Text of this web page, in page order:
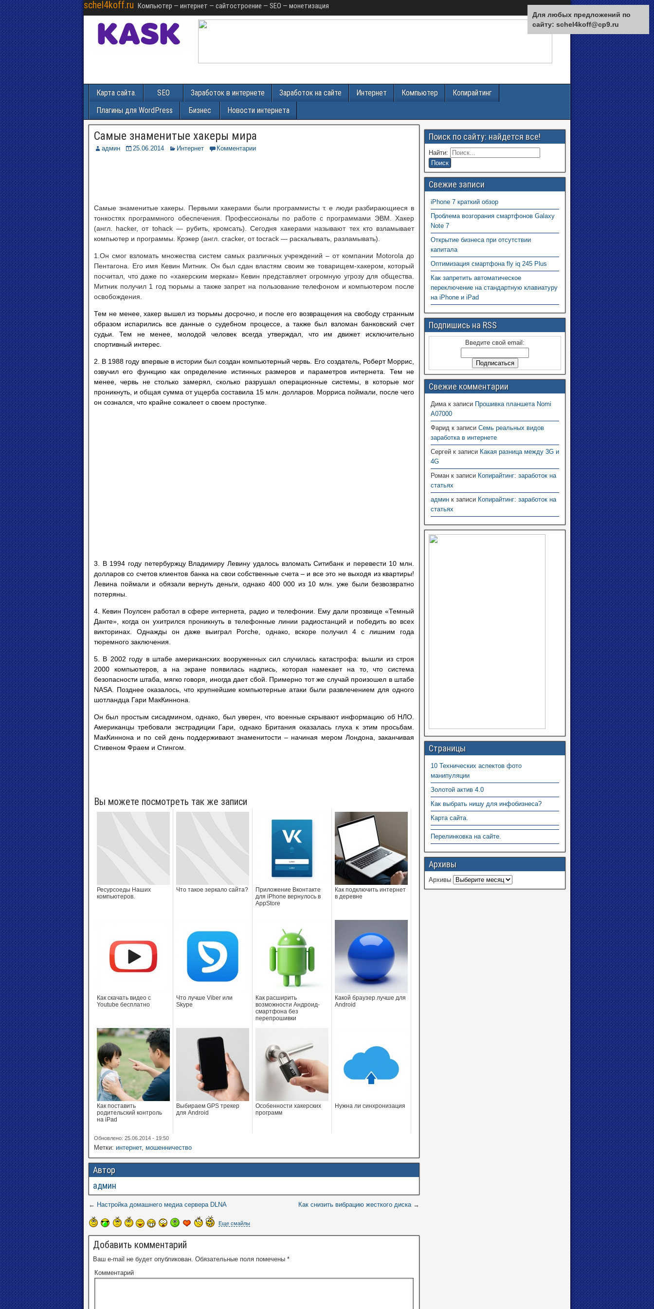
schel4koff.ru Компьютер — интернет — сайтостроение — SEO — монетизация
Карта сайта. SEO Заработок в интернете Заработок на сайте Интернет Компьютер
Копирайтинг
Плагины для WordPress
Бизнес Новости интернета
Самые знаменитые хакеры мира
админ 25.06.2014 Интернет Комментарии
Самые знаменитые хакеры. Первыми хакерами были программисты т. е люди разбирающиеся в
тонкостях программного обеспечения. Профессионалы по работе с программами ЭВМ. Хакер
(англ. hacker, от tohack — рубить, кромсать). Сегодня хакерами называют тех кто взламывает
компьютер и программы. Крэкер (англ. cracker, от tocrack — раскалывать, разламывать).
1.Он смог взломать множества систем самых различных учреждений – от компании Motorola до
Пентагона. Его имя Кевин Митник. Он был сдан властям своим же товарищем-хакером, который
посчитал, что даже по «хакерским меркам» Кевин представляет огромную угрозу для общества.
Митник получил 1 год тюрьмы а также запрет на пользование телефоном и компьютером после
освобождения.
Тем не менее, хакер вышел из тюрьмы досрочно, и после его возвращения на свободу странным
образом испарились все данные о судебном процессе, а также был взломан банковский счет
судьи. Тем не менее, молодой человек всегда утверждал, что им движет исключительно
спортивный интерес.
2. В 1988 году впервые в истории был создан компьютерный червь. Его создатель, Роберт Моррис,
озвучил его функцию как определение истинных размеров и параметров интернета. Тем не
менее, червь не столько замерял, сколько разрушал операционные системы, в которые мог
проникнуть, и общая сумма от ущерба составила 15 млн. долларов. Морриса поймали, после чего
он сознался, что крайне сожалеет о своем проступке.
3. В 1994 году петербуржцу Владимиру Левину удалось взломать Ситибанк и перевести 10 млн.
долларов со счетов клиентов банка на свои собственные счета – и все это не выходя из квартиры!
Левина поймали и обязали вернуть деньги, однако 400 000 из 10 млн. уже были безвозвратно
потеряны.
4. Кевин Поулсен работал в сфере интернета, радио и телефонии. Ему дали прозвище «Темный
Данте», когда он ухитрился проникнуть в телефонные линии радиостанций и победить во всех
викторинах. Однажды он даже выиграл Porche, однако, вскоре получил 4 с лишним года
тюремного заключения.
5. В 2002 году в штабе американских вооруженных сил случилась катастрофа: вышли из строя
2000 компьютеров, а на экране появилась надпись, которая намекает на то, что система
безопасности штаба, мягко говоря, иногда дает сбой. Примерно тот же случай произошел в штабе
NASA. Позднее оказалось, что крупнейшие компьютерные атаки были развлечением для одного
шотландца Гари МакКиннона.
Он был простым сисадмином, однако, был уверен, что военные скрывают информацию об НЛО.
Американцы требовали экстрадиции Гари, однако Британия оказалась глуха к этим просьбам.
МакКиннона и по сей день поддерживают знаменитости – начиная мером Лондона, заканчивая
Стивеном Фраем и Стингом.
Вы можете посмотреть так же записи
Ресурсоеды Наших
компьютеров.
Что такое зеркало сайта?
Приложение Вконтакте
для iPhone вернулось в
AppStore
Как подключить интернет
в деревне
Как скачать видео c
Youtube бесплатно
Что лучше Viber или
Skype
Как расширить
возможности Андроид-
смартфона без
перепрошивки
Какой браузер лучше для
Android
Как поставить
родительский контроль
на iPad
Выбираем GPS трекер
для Android
Особенности хакерских
программ
Нужна ли синхронизация
Обновлено: 25.06.2014 - 19:50
Метки: интернет, мошенничество
Автор
админ
← Настройка домашнего медиа сервера DLNA Как снизить вибрацию жесткого диска→
Еще смайлы
Добавить комментарий
Ваш e-mail не будет опубликован. Обязательные поля помечены *
Комментарий
Поиск по сайту: найдется все!
Найти:
Свежие записи
iPhone 7 краткий обзор
Проблема возгорания смартфонов Galaxy
Note 7
Открытие бизнеса при отсутствии
капитала
Оптимизация смартфона fly iq 245 Plus
Как запретить автоматическое
переключение на стандартную клавиатуру
на iPhone и iPad
Подпишись на RSS
Введите свой email:
Свежие комментарии
Димак записи Прошивка планшета Nomi
A07000
Фарид к записи Семь реальных видов
заработка в интернете
Сергей к записи Какая разница между 3G и
4G
Роман к записи Копирайтинг: заработок на
статьях
админ к записи Копирайтинг: заработок на
статьях
Страницы
10 Технических аспектов фото
манипуляции
Золотой актив 4.0
Как выбрать нишу для инфобизнеса?
Карта сайта.
Перелинковка на сайте.
Архивы
Архивы
Для любых предложений по
сайту: schel4koff@cp9.ru